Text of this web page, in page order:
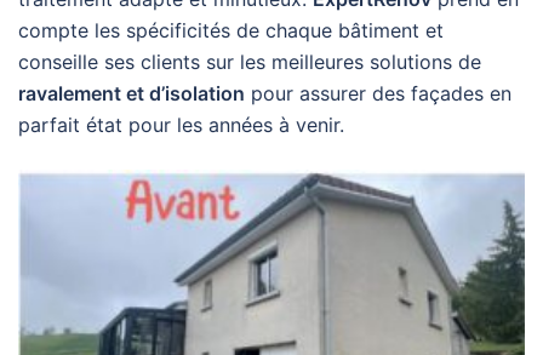
compte les spécificités de chaque bâtiment et
conseille ses clients sur les meilleures solutions de
ravalement et d’isolation pour assurer des façades en
parfait état pour les années à venir.